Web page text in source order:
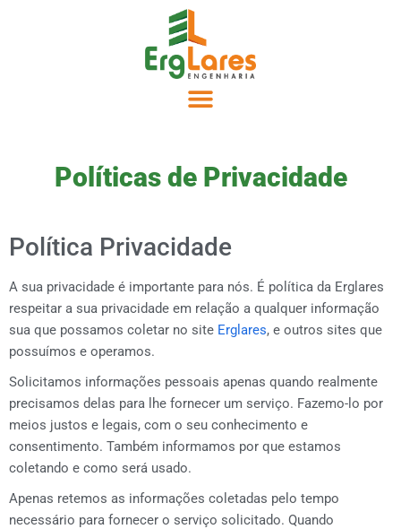
Políticas de Privacidade
Política Privacidade
A sua privacidade é importante para nós. É política da Erglares
respeitar a sua privacidade em relação a qualquer informação
sua que possamos coletar no site Erglares, e outros sites que
possuímos e operamos.
Solicitamos informações pessoais apenas quando realmente
precisamos delas para lhe fornecer um serviço. Fazemo-lo por
meios justos e legais, com o seu conhecimento e
consentimento. Também informamos por que estamos
coletando e como será usado.
Apenas retemos as informações coletadas pelo tempo
necessário para fornecer o serviço solicitado. Quando